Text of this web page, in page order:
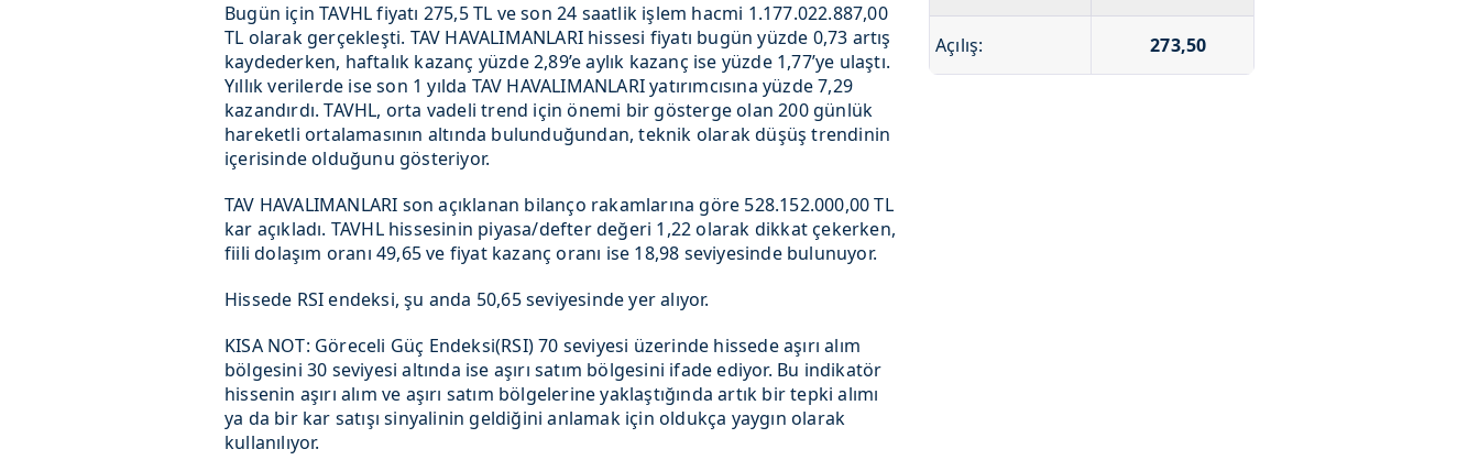
Bugün için TAVHL fiyatı 275,5 TL ve son 24 saatlik işlem hacmi 1.177.022.887,00
TL olarak gerçekleşti. TAV HAVALIMANLARI hissesi fiyatı bugün yüzde 0,73 artış
kaydederken, haftalık kazanç yüzde 2,89’e aylık kazanç ise yüzde 1,77’ye ulaştı.
Yıllık verilerde ise son 1 yılda TAV HAVALIMANLARI yatırımcısına yüzde 7,29
kazandırdı. TAVHL, orta vadeli trend için önemi bir gösterge olan 200 günlük
hareketli ortalamasının altında bulunduğundan, teknik olarak düşüş trendinin
içerisinde olduğunu gösteriyor.
TAV HAVALIMANLARI son açıklanan bilanço rakamlarına göre 528.152.000,00 TL
kar açıkladı. TAVHL hissesinin piyasa/defter değeri 1,22 olarak dikkat çekerken,
fiili dolaşım oranı 49,65 ve fiyat kazanç oranı ise 18,98 seviyesinde bulunuyor.
Hissede RSI endeksi, şu anda 50,65 seviyesinde yer alıyor.
KISA NOT: Göreceli Güç Endeksi(RSI) 70 seviyesi üzerinde hissede aşırı alım
bölgesini 30 seviyesi altında ise aşırı satım bölgesini ifade ediyor. Bu indikatör
hissenin aşırı alım ve aşırı satım bölgelerine yaklaştığında artık bir tepki alımı
ya da bir kar satışı sinyalinin geldiğini anlamak için oldukça yaygın olarak
kullanılıyor.
Açılış: 273,50